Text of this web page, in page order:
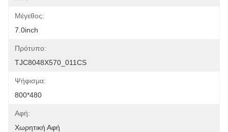
Μέγεθος:
7.0inch
Πρότυπο:
TJC8048X570_011CS
Ψήφισμα:
800*480
Αφή:
Χωρητική Αφή